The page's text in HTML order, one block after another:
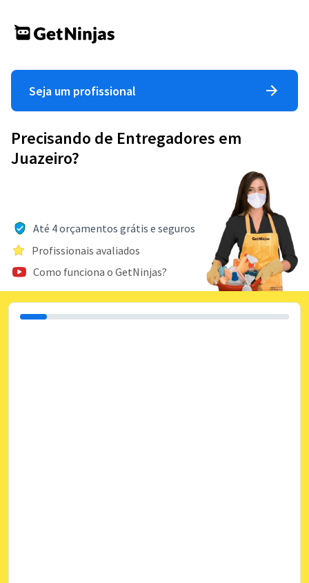
Seja um profissional
Precisando de Entregadores em
Juazeiro?
Até 4 orçamentos grátis e seguros
Profissionais avaliados
Como funciona o GetNinjas?